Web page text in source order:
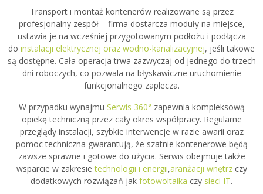
Transport i montaż kontenerów realizowane są przez
profesjonalny zespół – firma dostarcza moduły na miejsce,
ustawia je na wcześniej przygotowanym podłożu i podłącza
do instalacji elektrycznej oraz wodno-kanalizacyjnej, jeśli takowe
są dostępne. Cała operacja trwa zazwyczaj od jednego do trzech
dni roboczych, co pozwala na błyskawiczne uruchomienie
funkcjonalnego zaplecza.
W przypadku wynajmu Serwis 360° zapewnia kompleksową
opiekę techniczną przez cały okres współpracy. Regularne
przeglądy instalacji, szybkie interwencje w razie awarii oraz
pomoc techniczna gwarantują, że szatnie kontenerowe będą
zawsze sprawne i gotowe do użycia. Serwis obejmuje także
wsparcie w zakresietechnologii i energii,aranżacji wnętrzczy
dodatkowych rozwiązań jak fotowoltaika czy sieci IT.